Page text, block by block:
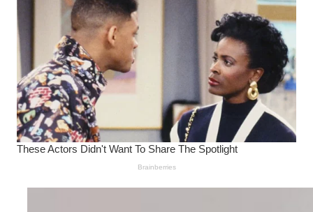
Wanita Pamer Pakaian